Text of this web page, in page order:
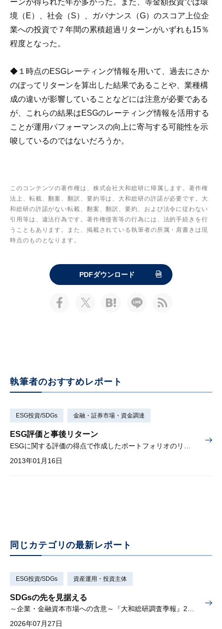
ーンが得られた年が多かった。また、等金額投資では環
境（E）、社会（S）、ガバナンス（G）のスコア上位企
業への投資で７年間の累積超過リターンがいずれも15％
程度となった。
◆１時点のESGレーティング情報を用いて、過去にさか
のぼってリターンを算出した結果であることや、業種構
成の違いが影響していることなどには注意が必要である
が、これらの結果はESGのレーティング情報を活用する
ことが運用パフォーマンスの向上に寄与する可能性を示
唆しているのではないだろうか。
このコンテンツの著作権は、株式会社大和総研に帰属します。著作権
法上、転載、翻案、翻訳、要約等は、大和総研の許諾が必要です。大
和総研の許諾がない転載、翻案、翻訳、要約、および法令に従わない
引用等は、違法行為です。著作権侵害等の行為には、法的手続きを行
うこともあります。また、掲載されている執筆者の所属・肩書きは現
時点のものとなります。
PDFダウンロード
執筆者のおすすめレポート
ESG投資/SDGs 金融・証券市場・資金調達
ESG評価と事後リターン
2013年01月16日
同じカテゴリの最新レポート
ESG投資/SDGs 資産運用・投資主体
SDGsの先を見据える
～企業・金融資本市場への含意～『大和総研調査季報』2026年夏季号（Vol.63）掲載
2026年07月27日